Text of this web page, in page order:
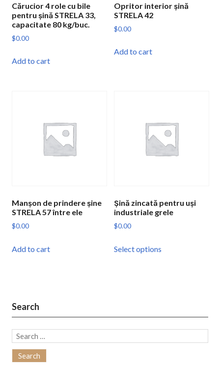
Cărucior 4 role cu bile
pentru șină STRELA 33,
capacitate 80 kg/buc.
$0.00
Add to cart
Opritor interior șină
STRELA 42
$0.00
Add to cart
Manșon de prindere șine
STRELA 57 între ele
$0.00
Add to cart
Șină zincată pentru uși
industriale grele
$0.00
Select options
options
may
be
Search
Search